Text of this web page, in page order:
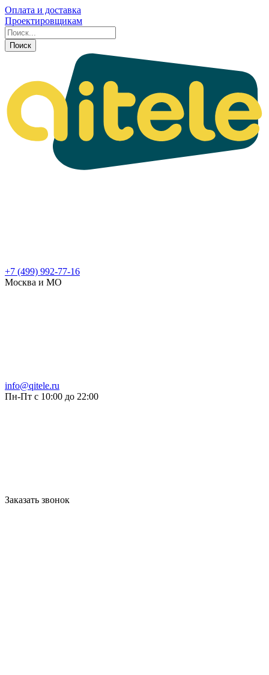
Оплата и доставка
Проектировщикам
Поиск
+7 (499) 992-77-16
Москва и МО
info@qitele.ru
Пн-Пт с 10:00 до 22:00
Заказать звонок